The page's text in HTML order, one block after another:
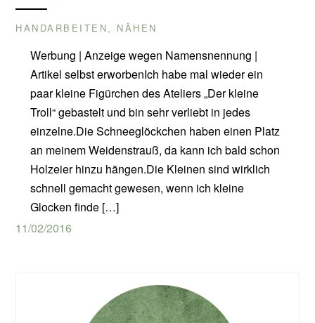
HANDARBEITEN , NÄHEN
Werbung | Anzeige wegen Namensnennung |
Artikel selbst erworbenIch habe mal wieder ein
paar kleine Figürchen des Ateliers „Der kleine
Troll“ gebastelt und bin sehr verliebt in jedes
einzelne.Die Schneeglöckchen haben einen Platz
an meinem Weidenstrauß, da kann ich bald schon
Holzeier hinzu hängen.Die Kleinen sind wirklich
schnell gemacht gewesen, wenn ich kleine
Glocken finde […]
11/02/2016